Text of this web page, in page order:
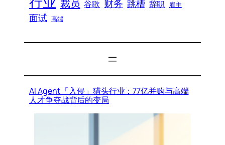
裁员 谷歌 财务 跳槽 辞职 雇主
面试 高端
AI Agent「入侵」猎头行业：77亿并购与高端
人才争夺战背后的变局